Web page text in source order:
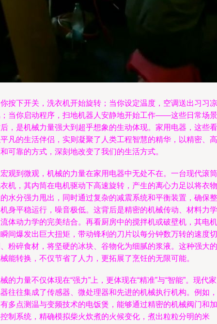
按下开关，洗衣机开始旋转；当你设定温度，空调送出习习凉
当你启动程序，扫地机器人安静地开始工作——这些日常场景
，是机械力量强大到超乎想象的生动体现。家用电器，这些看
凡的生活伴侣，实则凝聚了人类工程智慧的精华，以精密、高
可靠的方式，深刻地改变了我们的生活方式。
观到微观，机械的力量在家用电器中无处不在。一台现代滚筒
机，其内筒在电机驱动下高速旋转，产生的离心力足以将衣物
水分强力甩出，同时通过复杂的减震系统和平衡装置，确保整
身平稳运行，噪音极低。这背后是精密的机械传动、材料力学
体动力学的完美结合。再看厨房中的搅拌机或破壁机，其电机
间爆发出巨大扭矩，带动锋利的刀片以每分钟数万转的速度切
粉碎食材，将坚硬的冰块、谷物化为细腻的浆液。这种强大的
能转换，不仅节省了人力，更拓展了烹饪的无限可能。
的力量不仅体现在“强力”上，更体现在“精准”与“智能”。现代
往往集成了传感器、微处理器和先进的机械执行机构。例如，
多点测温与变频技术的电饭煲，能够通过精密的机械阀门和加
制系统，精确模拟柴火炊煮的火候变化，煮出粒粒分明的米